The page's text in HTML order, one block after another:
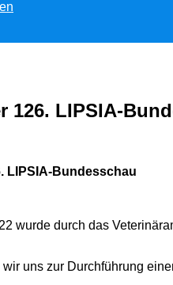
126. LIPSIA-
LIPSIA-Bundesschau
wurde durch das
uns zur Durchführung